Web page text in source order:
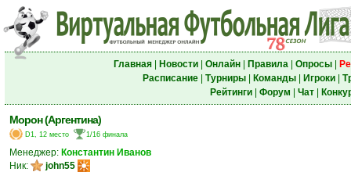
Главная| Новости| Онлайн| Правила| Опросы|
Расписание| Турниры| Команды| Игроки|
Рейтинги| Форум Чат|
Морон (Аргентина)
D1, 12 место 1/16 финала
Менеджер: Константин Иванов
Ник:
john55